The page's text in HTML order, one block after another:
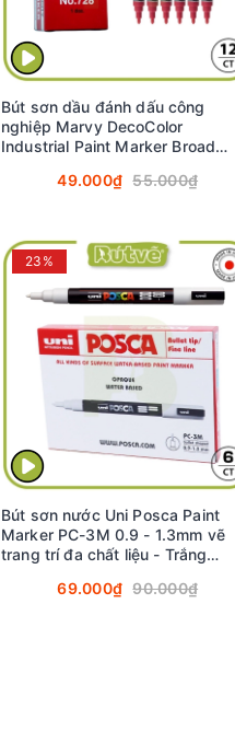
Bút sơn dầu đánh dấu công
nghiệp Marvy DecoColor
Industrial Paint Marker Broad
49.000₫ 55.000₫
23%
Bút sơn nước Uni Posca Paint
Marker PC-3M 0.9 - 1.3mm vẽ
trang trí đa chất liệu - Trắng
69.000₫ 90.000₫